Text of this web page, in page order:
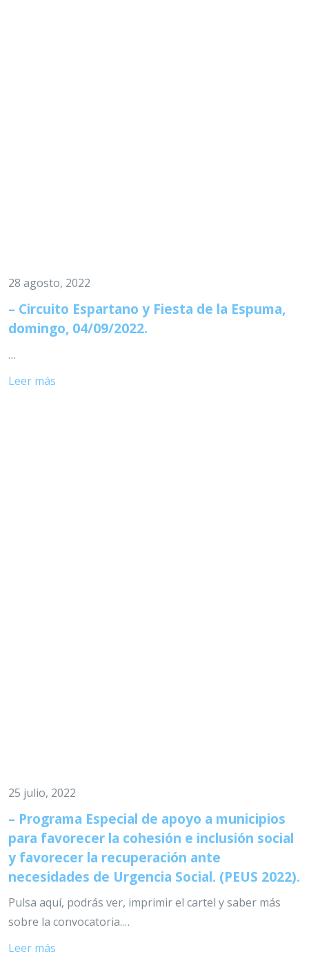
28 agosto, 2022
– Circuito Espartano y Fiesta de la Espuma,
domingo, 04/09/2022.
…
Leer más
25 julio, 2022
– Programa Especial de apoyo a municipios
para favorecer la cohesión e inclusión social
y favorecer la recuperación ante
necesidades de Urgencia Social. (PEUS 2022).
Pulsa aquí, podrás ver, imprimir el cartel y saber más
sobre la convocatoria.…
Leer más